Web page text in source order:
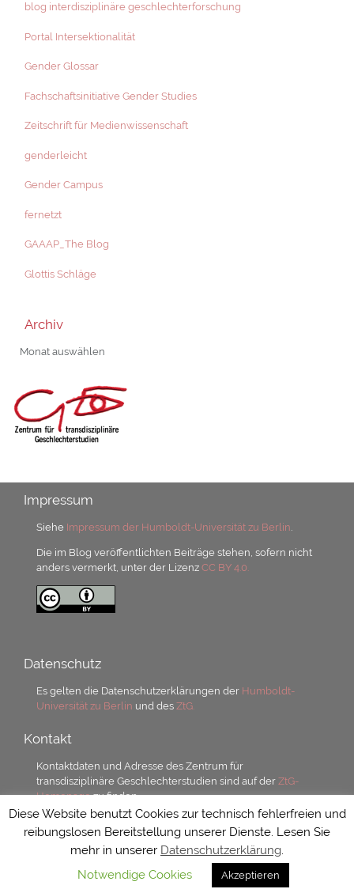
blog interdisziplinäre geschlechterforschung
Portal Intersektionalität
Gender Glossar
Fachschaftsinitiative Gender Studies
Zeitschrift für Medienwissenschaft
genderleicht
Gender Campus
fernetzt
GAAAP_The Blog
Glottis Schläge
Archiv
Archiv
Impressum
Siehe Impressum der Humboldt-Universität zu Berlin.
Die im Blog veröffentlichten Beiträge stehen, sofern nicht
anders vermerkt, unter der LizenzCC BY 4.0.
Datenschutz
Es gelten die Datenschutzerklärungen der Humboldt-
Universität zu Berlin und desZtG.
Kontakt
Kontaktdaten und Adresse des Zentrum für
transdisziplinäre Geschlechterstudien sind auf derZtG-
Homepagezu finden.
Diese Website benutzt Cookies zur technisch fehlerfreien und
reibungslosen Bereitstellung unserer Dienste. Lesen Sie
mehr in unserer Datenschutzerklärung.
Notwendige Cookies
Akzeptieren